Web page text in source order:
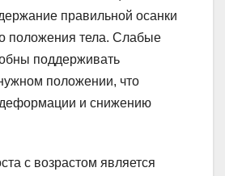
правильной осанки
положения тела. Слабые
поддерживать
положении, что
деформации и снижению
с возрастом является